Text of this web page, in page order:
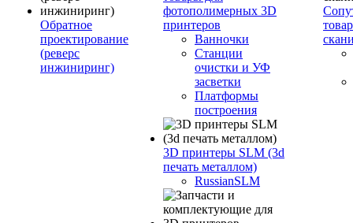
Обратное
проектирование
(реверс
инжиниринг)
фотополимерных 3D
принтеров
Ванночки
Станции
очистки и УФ
засветки
Платформы
построения
3D принтеры SLM (3d
печать металлом)
RussianSLM